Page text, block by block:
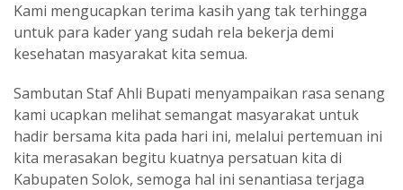
Kami mengucapkan terima kasih yang tak terhingga
untuk para kader yang sudah rela bekerja demi
kesehatan masyarakat kita semua.
Sambutan Staf Ahli Bupati menyampaikan rasa senang
kami ucapkan melihat semangat masyarakat untuk
hadir bersama kita pada hari ini, melalui pertemuan ini
kita merasakan begitu kuatnya persatuan kita di
Kabupaten Solok, semoga hal ini senantiasa terjaga